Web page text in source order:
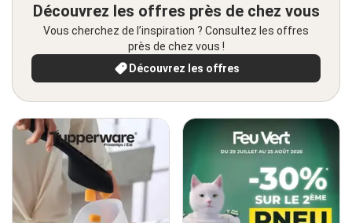
Découvrez les offres près de chez vous
Vous cherchez de l’inspiration ? Consultez les offres
près de chez vous !
Découvrez les offres